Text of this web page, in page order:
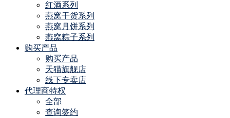
红酒系列
燕窝干货系列
燕窝月饼系列
燕窝粽子系列
购买产品
购买产品
天猫旗舰店
线下专卖店
代理商特权
全部
查询签约